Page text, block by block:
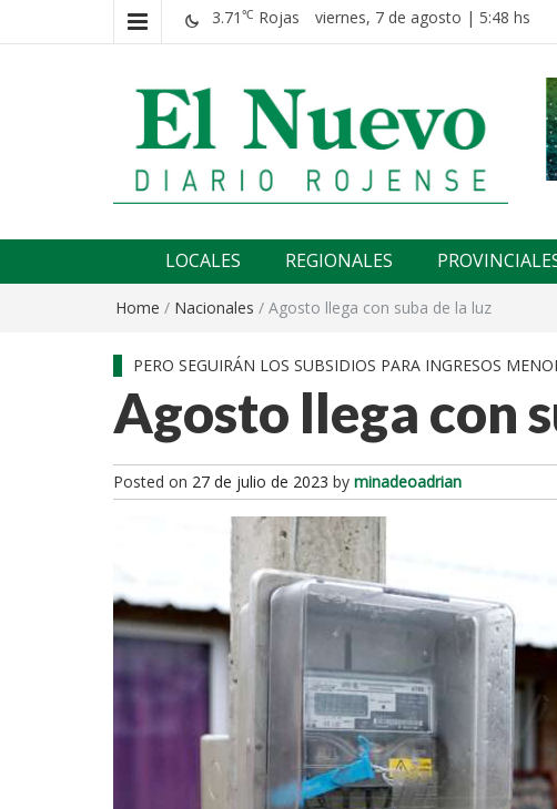
3.71 ℃ Rojas viernes, 7 de agosto | 5:48 hs
El nuevo rojense
LOCALES REGIONALES
Home / Nacionales / Agosto llega con suba de la luz
PERO SEGUIRÁN LOS SUBSIDIOS PARA INGRESOS
Agosto llega con
Posted on 27 de julio de 2023 by minadeoadrian